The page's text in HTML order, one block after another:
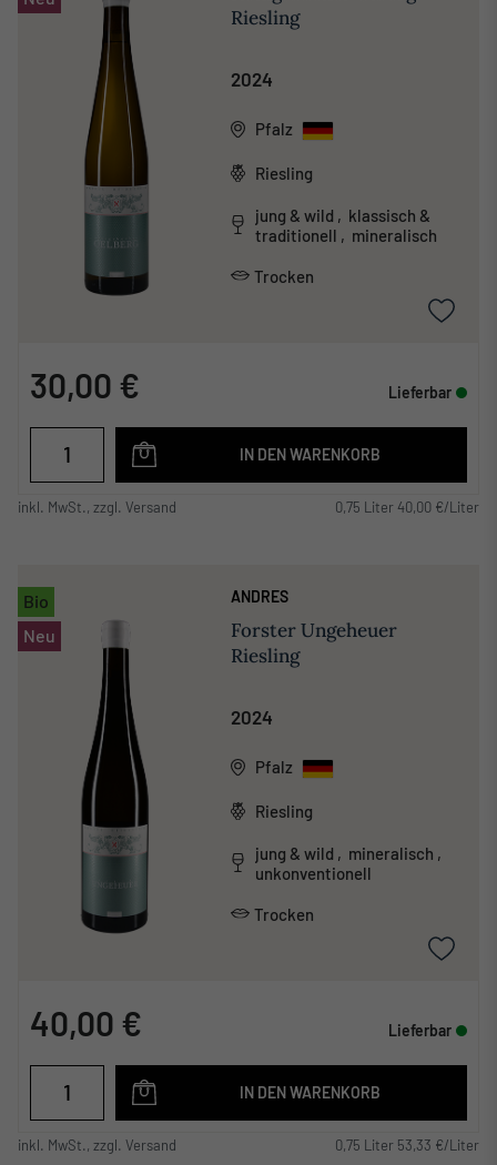
Riesling
2024
Pfalz
Riesling
jung & wild , klassisch &
traditionell , mineralisch
Trocken
30,00 € Lieferbar
IN DEN WARENKORB
inkl. MwSt., zzgl. Versand 0,75 Liter 40,00 €/Liter
Bio
Neu
ANDRES
Forster Ungeheuer
Riesling
2024
Pfalz
Riesling
jung & wild , mineralisch ,
unkonventionell
Trocken
40,00 € Lieferbar
IN DEN WARENKORB
inkl. MwSt., zzgl. Versand 0,75 Liter 53,33 €/Liter